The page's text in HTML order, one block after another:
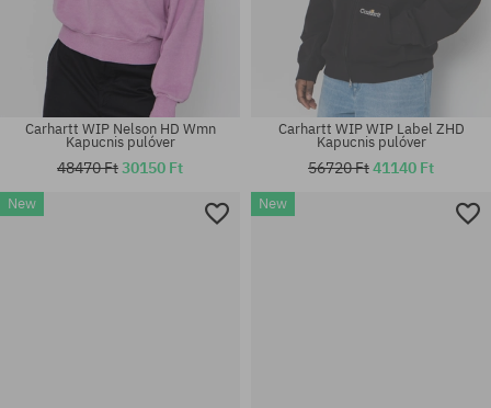
Elérhető méretek:
Elérhető méretek:
Carhartt WIP Nelson HD Wmn
Kapucnis pulóver
48470 Ft30150 Ft
Carhartt WIP WIP Label ZHD
Kapucnis pulóver
56720 Ft41140 Ft
New New